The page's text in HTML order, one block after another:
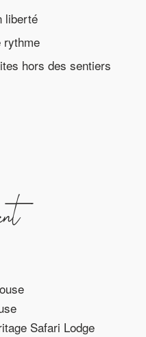
liberté
rythme
hors des sentiers
Safari Lodge